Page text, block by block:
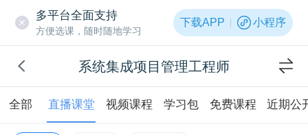
多平台全面支持
方便选课，随时随地学习
下载APP 小程序
系统集成项目管理工程师
全部 直播课堂 视频课程 学习包 免费课程 近期公